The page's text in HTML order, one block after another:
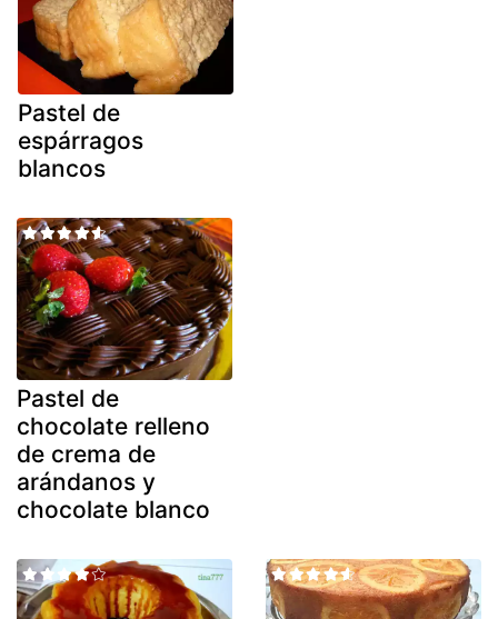
Pastel de
espárragos
blancos
Pastel de
chocolate relleno
de crema de
arándanos y
chocolate blanco